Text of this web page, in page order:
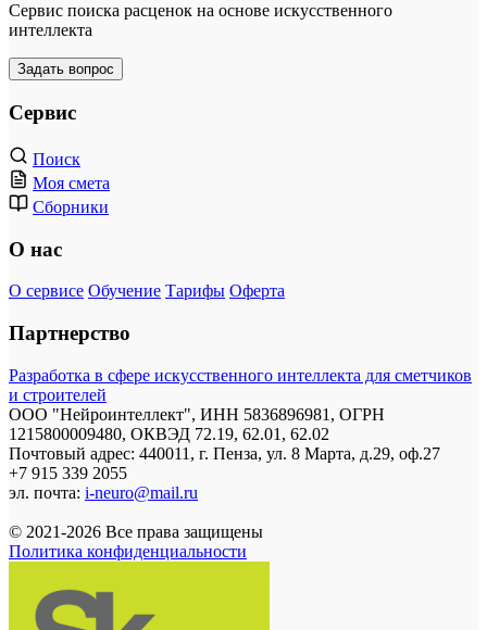
Сервис поиска расценок на основе искусственного
интеллекта
Задать вопрос
Сервис
Поиск
Моя смета
Сборники
О нас
О сервисе Обучение Тарифы Оферта
Партнерство
Разработка в сфере искусственного интеллекта для сметчиков
и строителей
ООО "Нейроинтеллект", ИНН 5836896981, ОГРН
1215800009480, ОКВЭД 72.19, 62.01, 62.02
Почтовый адрес: 440011, г. Пенза, ул. 8 Марта, д.29, оф.27
+7 915 339 2055
эл. почта: i-neuro@mail.ru
© 2021-2026 Все права защищены
Политика конфиденциальности